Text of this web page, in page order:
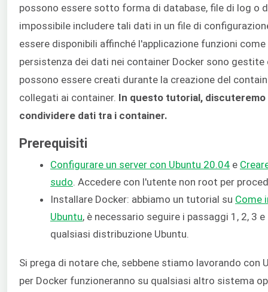
possono essere sotto forma di database, file di log o
impossibile includere tali dati in un file di
essere disponibili affinché l'applicazione funzioni
persistenza dei dati nei container Docker sono
possono essere creati durante la creazione del
collegati ai container. In questo tutorial,
condividere dati tra i container.
Prerequisiti
Configurare un server con Ubuntu 20.04 e
sudo . Accedere con l'utente non root per
Installare Docker: abbiamo un tutorial su Come
Ubuntu, è necessario seguire i passaggi 1, 2, 3
qualsiasi distribuzione Ubuntu.
Si prega di notare che, sebbene stiamo lavorando con
per Docker funzioneranno su qualsiasi altro sistema